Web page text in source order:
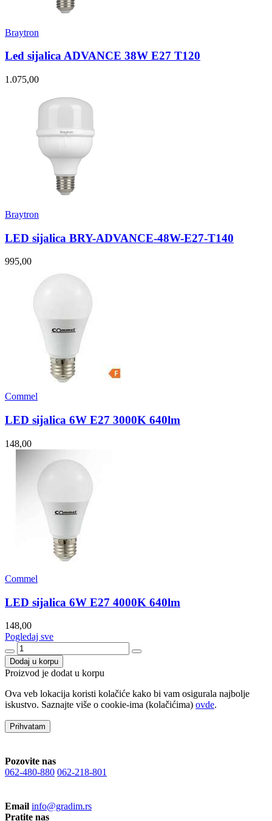
Braytron
Led sijalica ADVANCE 38W E27 T120
1.075,00
Braytron
LED sijalica BRY-ADVANCE-48W-E27-T140
995,00
Commel
LED sijalica 6W E27 3000K 640lm
148,00
Commel
LED sijalica 6W E27 4000K 640lm
148,00
Pogledaj sve
Dodaj u korpu
Proizvod je dodat u korpu
Ova veb lokacija koristi kolačiće kako bi vam osigurala najbolje
iskustvo. Saznajte više o cookie-ima (kolačićima) ovde.
Prihvatam
Pozovite nas
062-480-880 062-218-801
Email info@gradim.rs
Pratite nas